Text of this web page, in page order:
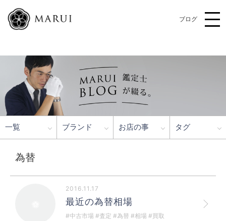
ブログ
一覧 ブランド お店の事 タグ
為替
2016.11.17
最近の為替相場
#中古市場 #査定 #為替 #相場 #買取